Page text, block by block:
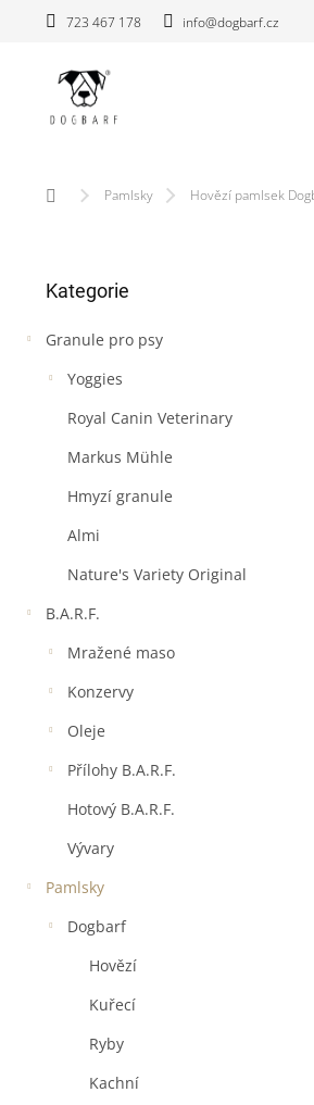
723 467 178 info@dogbarf.cz
Domů Pamlsky Hovězí pamlsek
s
r
a
kategorie
Kategorie
Granule pro psy
Yoggies
Royal Canin Veterinary
Markus Mühle
Hmyzí granule
Almi
Nature's Variety Original
B.A.R.F.
Mražené maso
Konzervy
Oleje
Přílohy B.A.R.F.
Hotový B.A.R.F.
Vývary
Pamlsky
Dogbarf
Hovězí
Kuřecí
Ryby
Kachní